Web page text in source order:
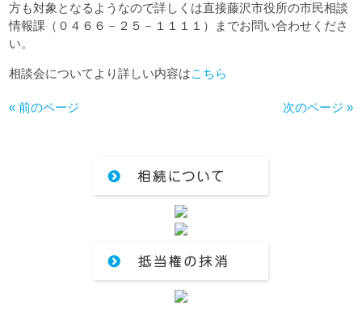
方も対象となるようなので詳しくは直接藤沢市役所の市民相談
情報課（０４６６－２５－１１１１）までお問い合わせくださ
い。
相談会についてより詳しい内容はこちら
« 前のページ 次のページ »